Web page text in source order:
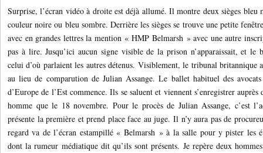
Surprise, l’écran vidéo à droite est déjà allumé. Il montre deux sièges bleu
couleur noire ou bleu sombre. Derrière les sièges se trouve une petite
avec en grandes lettres la mention « HMP Belmarsh » avec une autre
pas à lire. Jusqu’ici aucun signe visible de la prison n’apparaissait, et
celui d’où parlaient les autres détenus. Visiblement, le tribunal britannique
au lieu de comparution de Julian Assange. Le ballet habituel des
d’Europe de l’Est commence. Ils se saluent et viennent s’enregistrer
homme que le 18 novembre. Pour le procès de Julian Assange, c’est
présente la première et prend place face au juge. Il n’y aura pas de
regard va de l’écran estampillé « Belmarsh » à la salle pour y pister les
dont la rumeur médiatique dit qu’ils sont présents. Je repère deux